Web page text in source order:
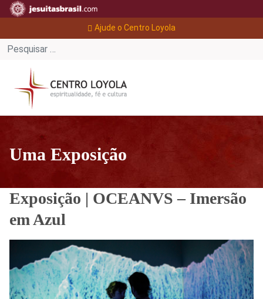
Ajude o Centro Loyola
Uma Exposição
Exposição | OCEANVS – Imersão
em Azul